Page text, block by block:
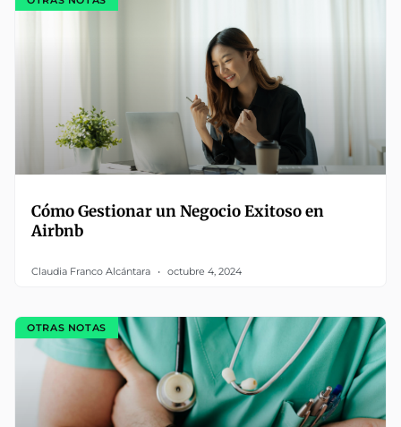
Cómo Gestionar un Negocio Exitoso en
Airbnb
Claudia Franco Alcántara octubre 4, 2024
OTRAS NOTAS